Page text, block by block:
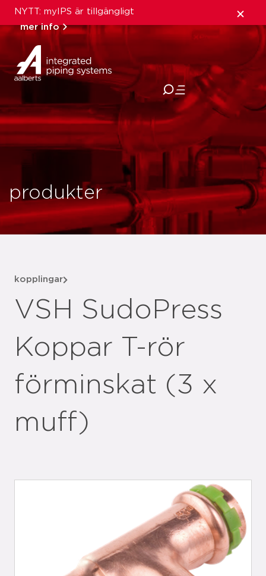
NYTT: myIPS är tillgängligt
mer info
stäng
produkter
kopplingar
VSH SudoPress
Koppar T-rör
förminskat (3 x
muff)